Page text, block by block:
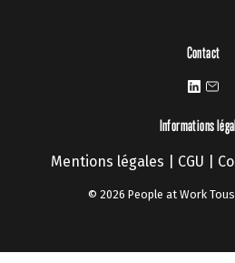
Contact
Informations
Mentions légales CGU
© 2026 People at Work